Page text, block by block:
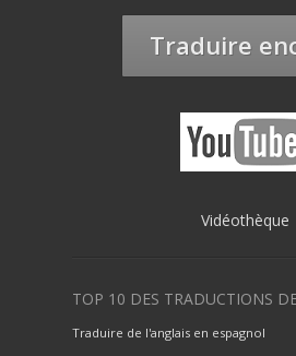
Traduire
Vidéothèque
TOP 10 DES TRADUCTIONS
Traduire de l'anglais en espagnol